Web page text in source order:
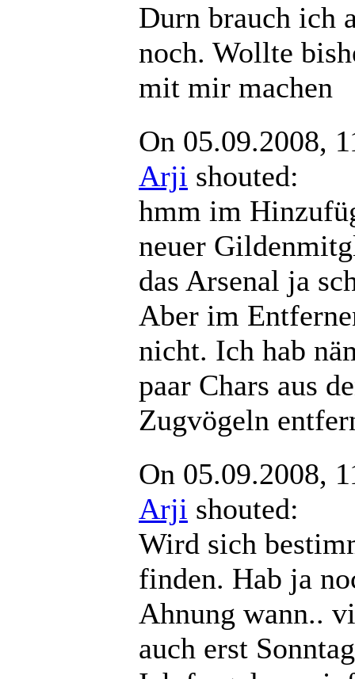
Durn brauch ich
noch. Wollte
mit mir machen
On 05.09.2008,
Arji shouted:
hmm im
neuer
das Arsenal ja
Aber im
nicht. Ich hab
paar Chars aus
Zugvögeln
On 05.09.2008,
Arji shouted:
Wird sich
finden. Hab ja
Ahnung wann..
auch erst